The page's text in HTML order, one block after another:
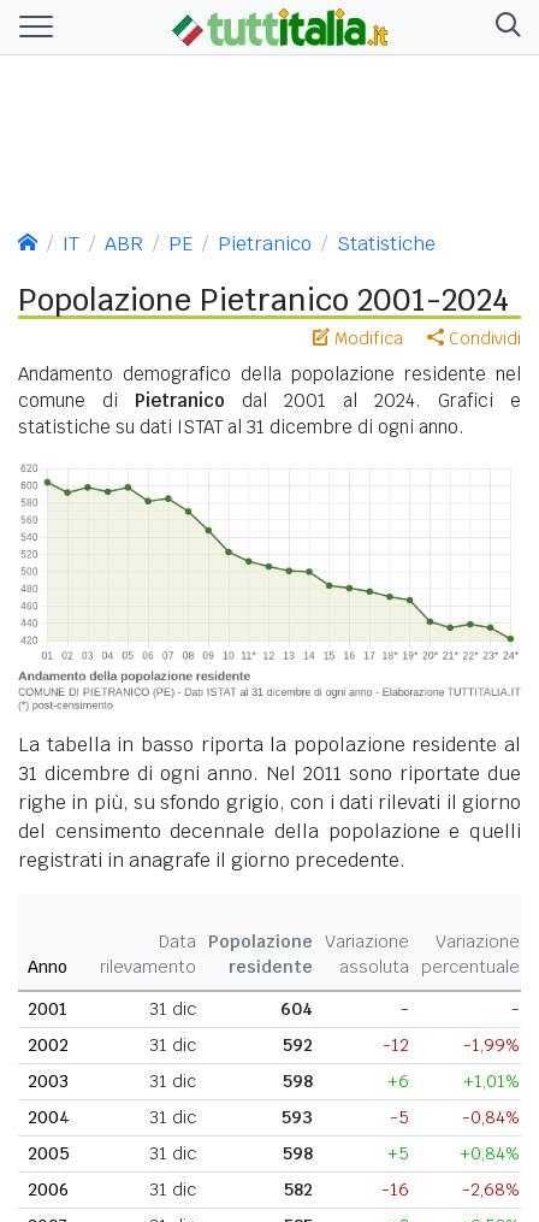
IT ABR PE Pietranico Statistiche
Popolazione Pietranico 2001-2024
Modifica Condividi
Andamento demografico della popolazione residente nel
comune di Pietranico dal 2001 al 2024. Grafici e
statistiche su dati ISTAT al 31 dicembre di ogni anno.
La tabella in basso riporta la popolazione residente al
31 dicembre di ogni anno. Nel 2011 sono riportate due
righe in più, su sfondo grigio, con i dati rilevati il giorno
del censimento decennale della popolazione e quelli
registrati in anagrafe il giorno precedente.
Anno
Data
rilevamento
Popolazione
residente
Variazione
assoluta
Variazione
percentuale
2001
31 dic 604 -
-
2002
31 dic 592 -12
-1,99%
2003
31 dic 598 +6
+1,01%
2004
31 dic 593 -5
-0,84%
2005
31 dic 598 +5
+0,84%
2006
31 dic 582 -16
-2,68%